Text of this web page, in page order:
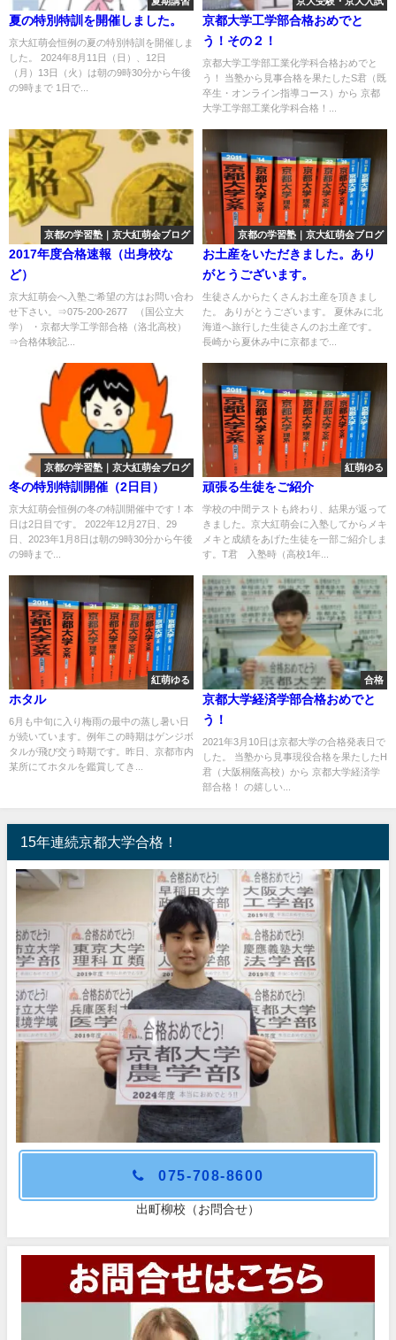
夏の特別特訓を開催しました。
京大紅萌会恒例の夏の特別特訓を開催しま
した。 2024年8月11日（日）、12日
（月）13日（火）は朝の9時30分から午後
の9時まで 1日で...
京都大学工学部合格おめでと
う！その２！
京都大学工学部工業化学科合格おめでと
う！ 当塾から見事合格を果たしたS君（既
卒生・オンライン指導コース）から 京都
大学工学部工業化学科合格！...
京都の学習塾｜京大紅萌会ブログ
2017年度合格速報（出身校な
ど）
京大紅萌会へ入塾ご希望の方はお問い合わ
せ下さい。⇒075-200-2677 （国公立大
学） ・京都大学工学部合格（洛北高校）
⇒合格体験記...
京都の学習塾｜京大紅萌会ブログ
お土産をいただきました。あり
がとうございます。
生徒さんからたくさんお土産を頂きまし
た。 ありがとうございます。 夏休みに北
海道へ旅行した生徒さんのお土産です。
長崎から夏休み中に京都まで...
京都の学習塾｜京大紅萌会ブログ
冬の特別特訓開催（2日目）
京大紅萌会恒例の冬の特訓開催中です！本
日は2日目です。 2022年12月27日、29
日、2023年1月8日は朝の9時30分から午後
の9時まで...
紅萌ゆる
頑張る生徒をご紹介
学校の中間テストも終わり、結果が返って
きました。京大紅萌会に入塾してからメキ
メキと成績をあげた生徒を一部ご紹介しま
す。T君 入塾時（高校1年...
紅萌ゆる
ホタル
6月も中旬に入り梅雨の最中の蒸し暑い日
が続いています。例年この時期はゲンジボ
タルが飛び交う時期です。昨日、京都市内
某所にてホタルを鑑賞してき...
合格
京都大学経済学部合格おめでと
う！
2021年3月10日は京都大学の合格発表日で
した。 当塾から見事現役合格を果たしたH
君（大阪桐蔭高校）から 京都大学経済学
部合格！ の嬉しい...
15年連続京都大学合格！
075-708-8600
出町柳校（お問合せ）